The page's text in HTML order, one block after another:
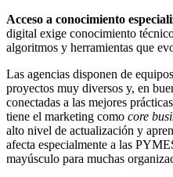
Acceso a conocimiento
digital exige conocimiento
algoritmos y herramientas que
Las agencias disponen de
proyectos muy diversos y, en
conectadas a las mejores
tiene el marketing como core
alto nivel de actualización y
afecta especialmente a las
mayúsculo para muchas